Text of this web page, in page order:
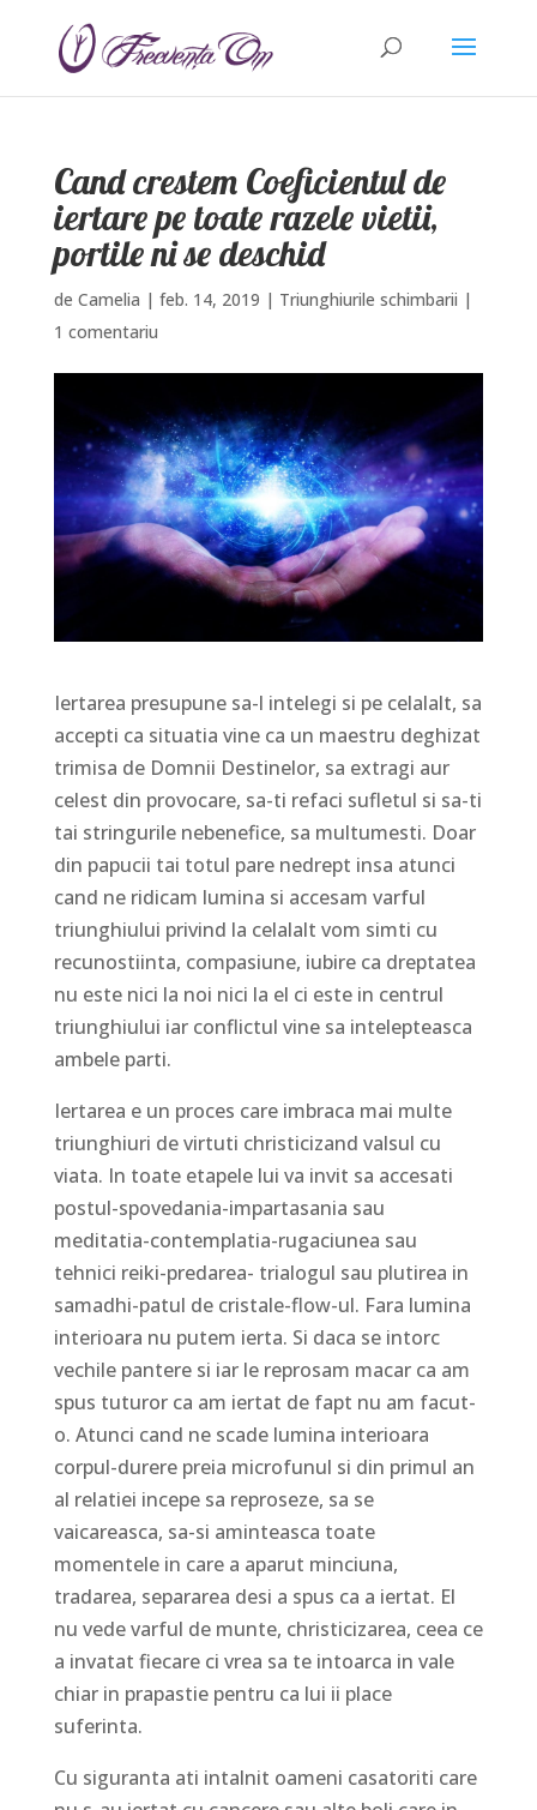
Cand crestem Coeficientul de
iertare pe toate razele vietii,
portile ni se deschid
de Camelia | feb. 14, 2019 | Triunghiurile schimbarii |
1 comentariu
Iertarea presupune sa-l intelegi si pe celalalt, sa
accepti ca situatia vine ca un maestru deghizat
trimisa de Domnii Destinelor, sa extragi aur
celest din provocare, sa-ti refaci sufletul si sa-ti
tai stringurile nebenefice, sa multumesti. Doar
din papucii tai totul pare nedrept insa atunci
cand ne ridicam lumina si accesam varful
triunghiului privind la celalalt vom simti cu
recunostiinta, compasiune, iubire ca dreptatea
nu este nici la noi nici la el ci este in centrul
triunghiului iar conflictul vine sa intelepteasca
ambele parti.
Iertarea e un proces care imbraca mai multe
triunghiuri de virtuti christicizand valsul cu
viata. In toate etapele lui va invit sa accesati
postul-spovedania-impartasania sau
meditatia-contemplatia-rugaciunea sau
tehnici reiki-predarea- trialogul sau plutirea in
samadhi-patul de cristale-flow-ul. Fara lumina
interioara nu putem ierta. Si daca se intorc
vechile pantere si iar le reprosam macar ca am
spus tuturor ca am iertat de fapt nu am facut-
o. Atunci cand ne scade lumina interioara
corpul-durere preia microfunul si din primul an
al relatiei incepe sa reproseze, sa se
vaicareasca, sa-si aminteasca toate
momentele in care a aparut minciuna,
tradarea, separarea desi a spus ca a iertat. El
nu vede varful de munte, christicizarea, ceea ce
a invatat fiecare ci vrea sa te intoarca in vale
chiar in prapastie pentru ca lui ii place
suferinta.
Cu siguranta ati intalnit oameni casatoriti care